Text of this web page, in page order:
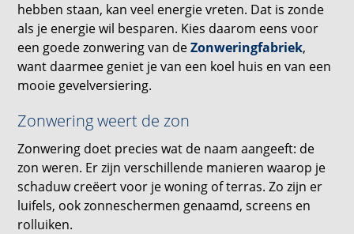
hebben staan, kan veel energie vreten. Dat is zonde
als je energie wil besparen. Kies daarom eens voor
een goede zonwering van deZonweringfabriek,
want daarmee geniet je van een koel huis en van een
mooie gevelversiering.
Zonwering weert de zon
Zonwering doet precies wat de naam aangeeft: de
zon weren. Er zijn verschillende manieren waarop je
schaduw creëert voor je woning of terras. Zo zijn er
luifels, ook zonneschermen genaamd, screens en
rolluiken.